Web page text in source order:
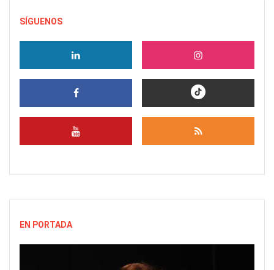
SÍGUENOS
EN PORTADA